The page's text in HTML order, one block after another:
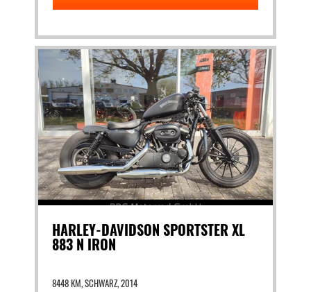
HARLEY-DAVIDSON SPORTSTER XL
883 N IRON
8448 KM, SCHWARZ, 2014